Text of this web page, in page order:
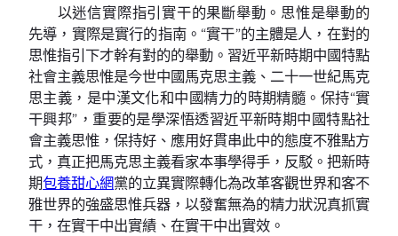
以迷信實際指引實干的果斷舉動。思惟是舉動的
先導，實際是實行的指南。“實干”的主體是人，在對的
思惟指引下才幹有對的的舉動。習近平新時期中國特點
社會主義思惟是今世中國馬克思主義、二十一世紀馬克
思主義，是中漢文化和中國精力的時期精髓。保持“實
干興邦”，重要的是學深悟透習近平新時期中國特點社
會主義思惟，保持好、應用好貫串此中的態度不雅點方
式，真正把馬克思主義看家本事學得手，反駁。把新時
期包養甜心網黨的立異實際轉化為改革客觀世界和客不
雅世界的強盛思惟兵器，以發奮無為的精力狀況真抓實
干，在實干中出實績、在實干中出實效。